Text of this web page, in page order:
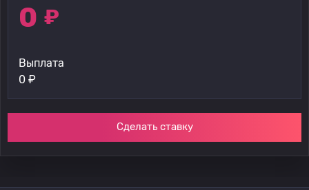
0 ₽
Выплата
0 ₽
Сделать ставку